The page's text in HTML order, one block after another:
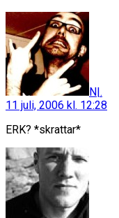
N|.
11 juli, 2006 kl. 12:28
ERK? *skrattar*